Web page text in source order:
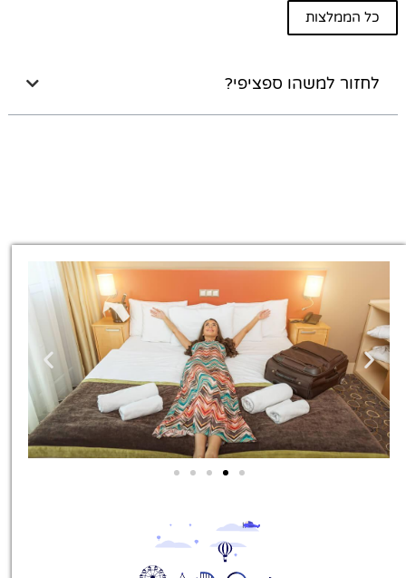
כל הממלצות
לחזור למשהו ספציפי?
מציאת מלון